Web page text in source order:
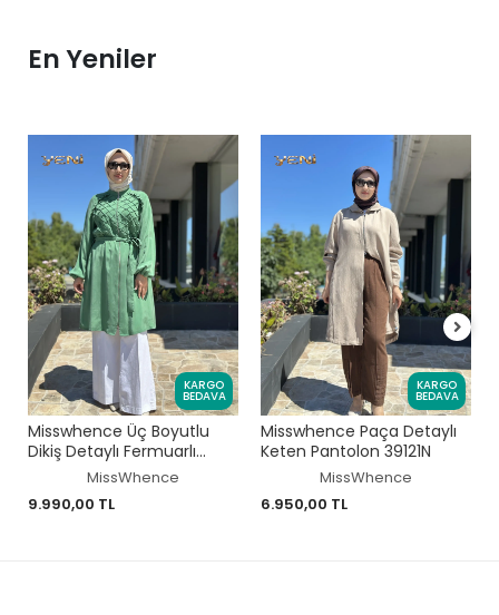
En Yeniler
KARGO
BEDAVA
Misswhence Üç Boyutlu
Dikiş Detaylı Fermuarlı
Kupra İpek Kap 39407
MissWhence
9.990,00 TL
KARGO
BEDAVA
Misswhence Paça Detaylı
Keten Pantolon 39121N
MissWhence
6.950,00 TL